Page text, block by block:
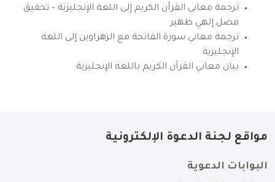
ترجمة معاني القرآن الكريم إلى اللغة الإنجليزية – تحقيق
فضل إلهي ظهير
ترجمة معاني سورة الفاتحة مع الزهراوين إلى اللغة
الإنجليزية
بيان معاني القرآن الكريم باللغة الإنجليزية
مواقع لجنة الدعوة الإلكترونية
البوابات الدعوية